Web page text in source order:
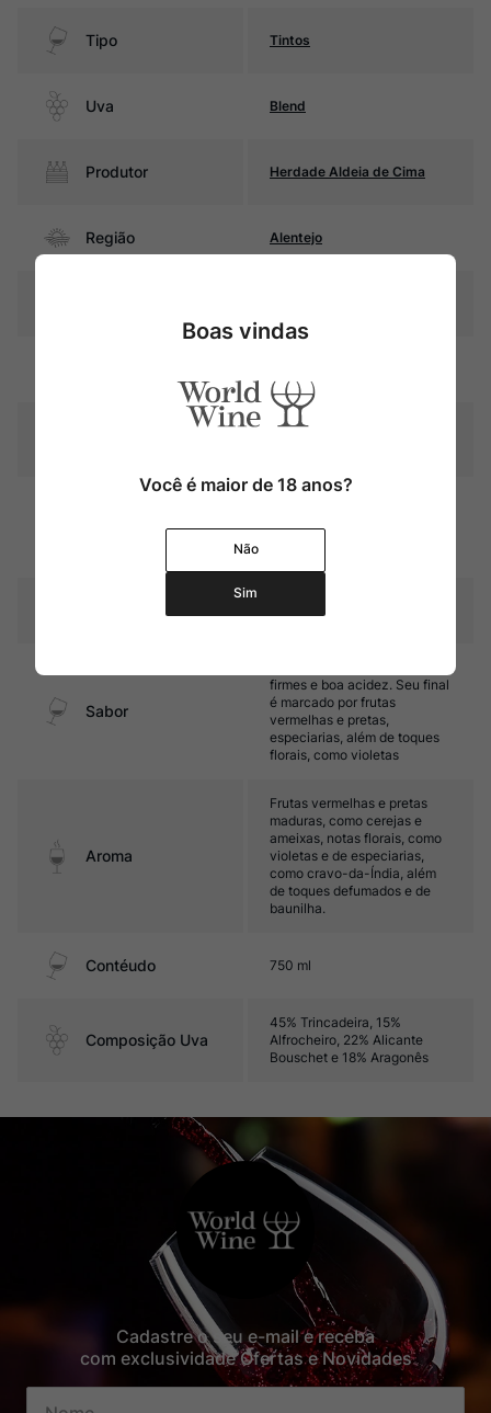
Tipo Tintos
Uva Blend
Produtor Herdade Aldeia de Cima
Região Alentejo
violáceos
Graduação Alcóoli
Amadurecimento
ânforas, 20% em tinajas e
Temperatura 15ºC – 17ºC
Sabor
firmes e boa acidez. Seu final
é marcado por frutas
vermelhas e pretas,
especiarias, além de toques
florais, como violetas
Aroma
Frutas vermelhas e pretas
maduras, como cerejas e
ameixas, notas florais, como
violetas e de especiarias,
como cravo-da-Índia, além
de toques defumados e de
baunilha.
Contéudo 750 ml
Composição Uva
45% Trincadeira, 15%
Alfrocheiro, 22% Alicante
Bouschet e 18% Aragonês
Cadastre o seu e-mail e receba
com exclusividade Ofertas e Novidades
Boas vindas
Você é maior de 18 anos?
Não
Sim